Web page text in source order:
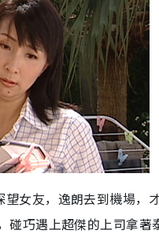
女友，逸朗去到機場，
碰巧遇上超傑的上司拿